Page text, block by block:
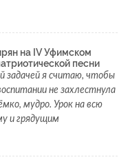
на IV Уфимском
песни
задачей я считаю, чтобы
не захлестнула
мудро. Урок на всю
и грядущим